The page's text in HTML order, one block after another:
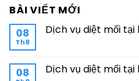
BÀI VIẾT MỚI
08
Th8
Dịch vụ diệt mối tại
08 Dịch vụ diệt mối tại